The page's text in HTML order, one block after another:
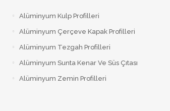
Alüminyum Kulp Profilleri
Alüminyum Çerçeve Kаpаk Profilleri
Alüminyum Tezgah Profilleri
Alüminyum Sunta Kenar Ve Süs Çıtası
Alüminyum Zemin Profilleri